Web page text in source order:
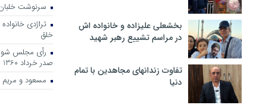
بخشعلی علیزاده و خانواده اش
در مراسم تشییع رهبر شهید
تفاوت زندانهای مجاهدین با تمام
دنیا
سرنوشت
تراژدی
خلق
رأی مجلس
صدر خرداد 1360
مسعود و مریم